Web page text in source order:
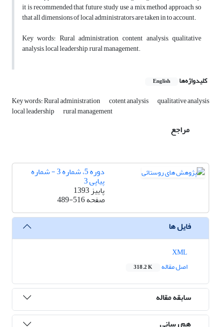
it is recommended that future study use a mix method approach so
that all dimensions of local administrators are taken in to account.
Key words: Rural administration, content analysis, qualitative
analysis, local leadership, rural management.
کلیدواژه‌ها English
Key words: Rural administration cotent analysis qualitative analysis
local leadership rural management
مراجع
دوره 5، شماره 3 - شماره
پیاپی 3
پاییز 1393
صفحه489-516
فایل ها
اصل مقاله
318.2 K
سابقه مقاله
هم رسانی